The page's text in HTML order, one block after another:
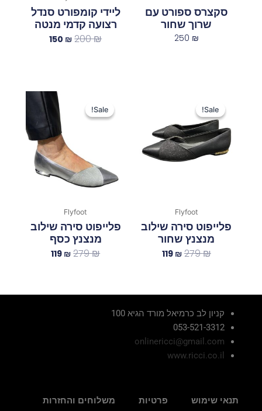
סקצרס ספורט עם
שרוך שחור
250 ₪
ליידי קומפורט סנדל
רצועה קדמי מנטה
200₪
150 ₪
Sale!
Sale!
Flyfoot
פלייפוט סירה שילוב
מנצנץ שחור
279₪
279 ₪.
119 ₪
119 ₪.
Sale!
Sale!
Flyfoot
פלייפוט סירה שילוב
מנצנץ כסף
279₪
המחיר
המקורי
היה:
279 ₪.
119 ₪
המחיר
הנוכחי
הוא:
119 ₪.
קניון לב כרמיאל מורד הגיא 100
053-521-3312
onlinericci@gmail.com
www.ricci.co.il
תנאי שימוש פרטיות משלוחים והחזרות